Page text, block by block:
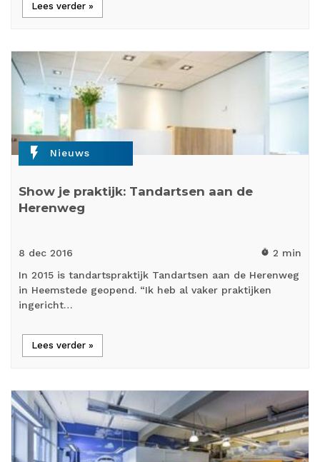
Lees verder »
flash_on Nieuws
Show je praktijk: Tandartsen aan de
Herenweg
8 dec 2016 timer 2 min
In 2015 is tandartspraktijk Tandartsen aan de Herenweg
in Heemstede geopend. “Ik heb al vaker praktijken
ingericht…
Lees verder »